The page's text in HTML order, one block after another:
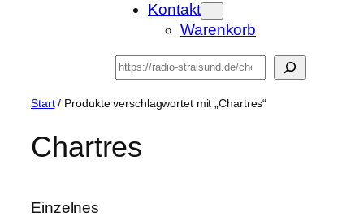
Kontakt
Warenkorb
Suchen
Start/ Produkte verschlagwortet mit „Chartres“
Chartres
Einzelnes